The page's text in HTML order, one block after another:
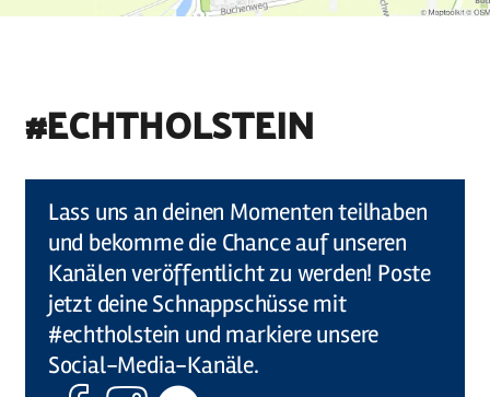
#ECHTHOLSTEIN
Lass uns an deinen Momenten teilhaben
und bekomme die Chance auf unseren
Kanälen veröffentlicht zu werden! Poste
jetzt deine Schnappschüsse mit
#echtholstein und markiere unsere
Social-Media-Kanäle.